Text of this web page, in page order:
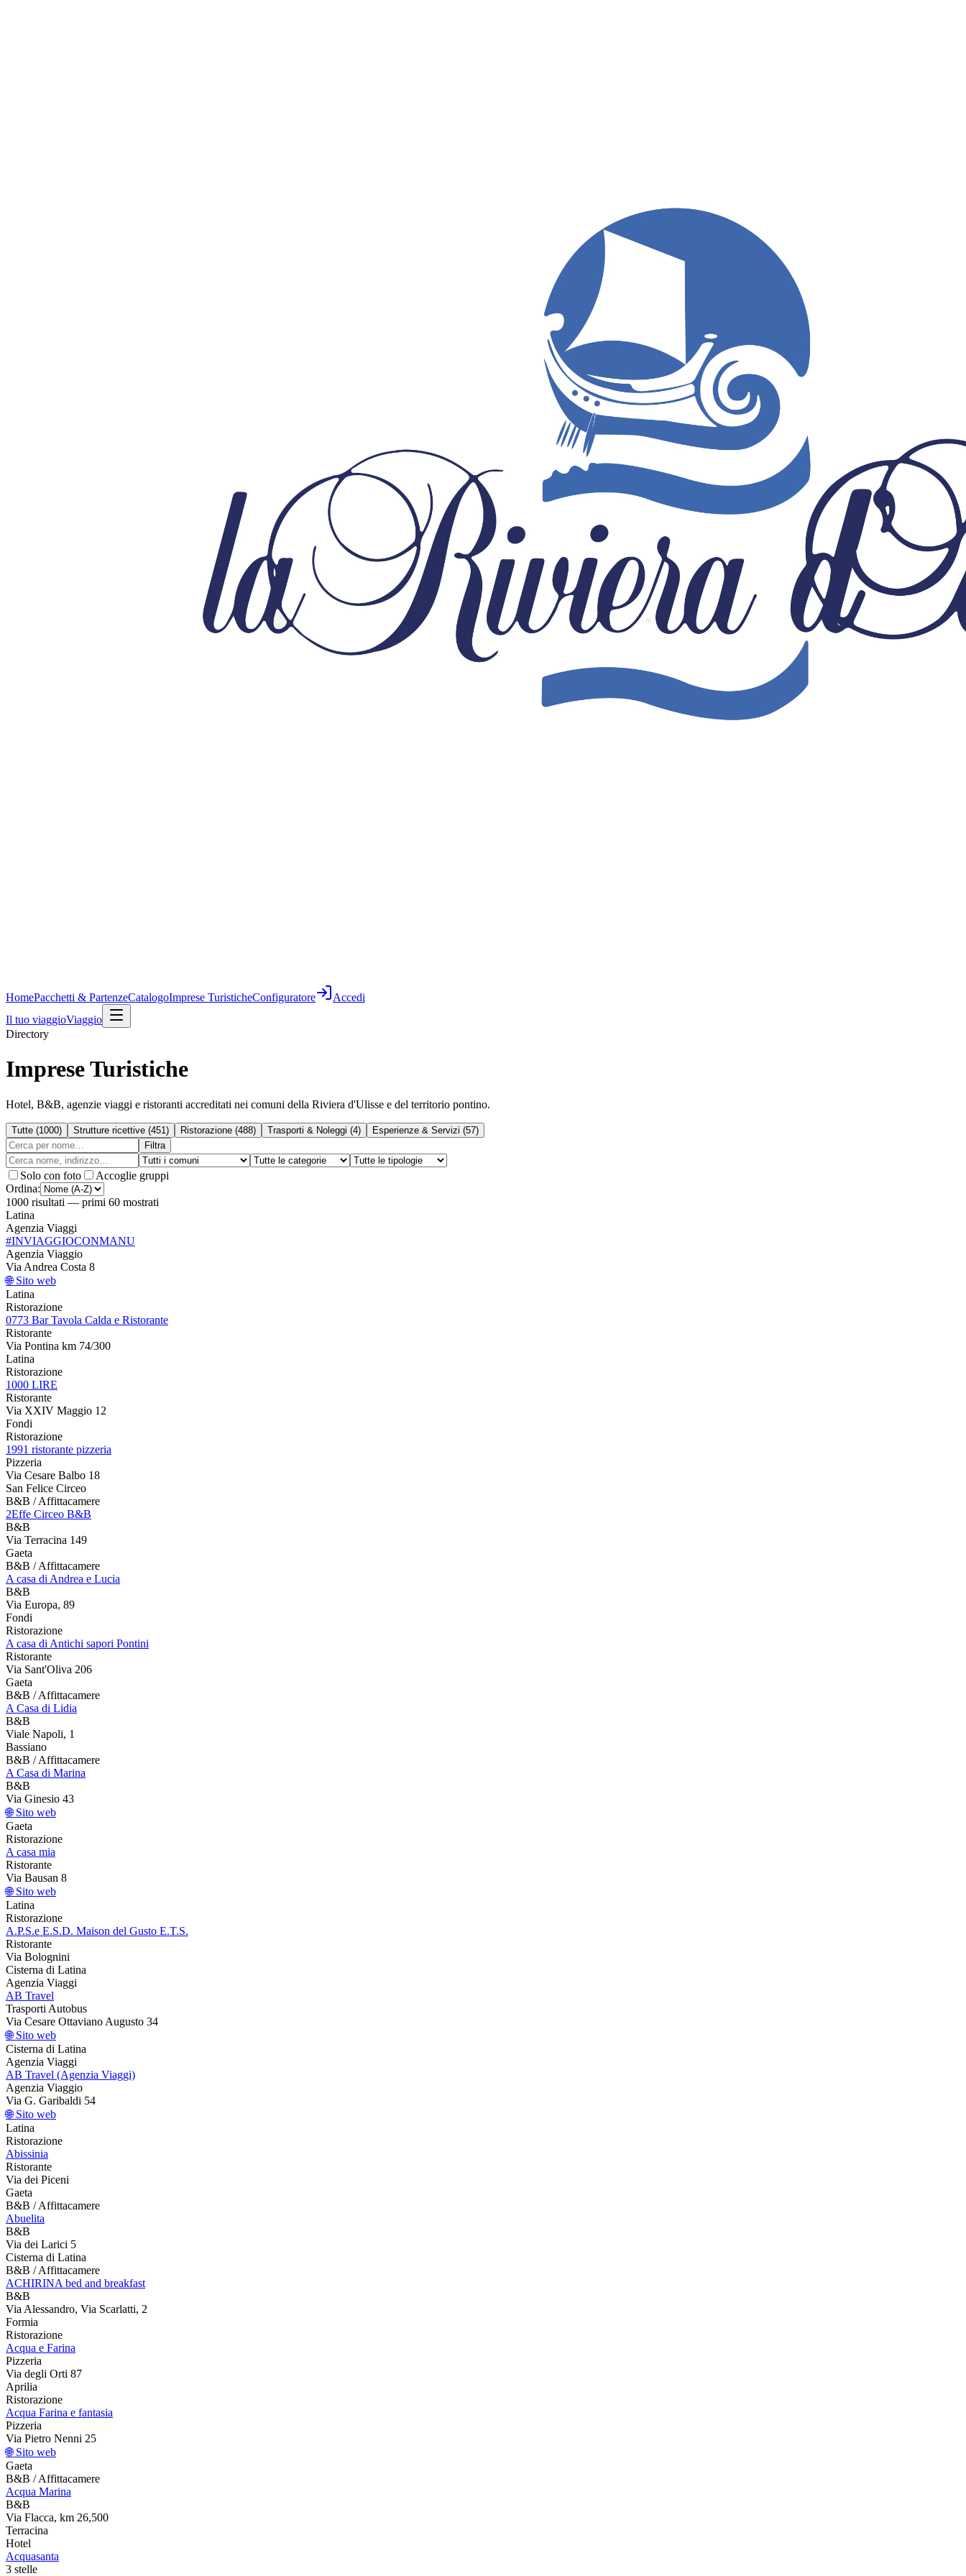
HomePacchetti & PartenzeCatalogoImprese TuristicheConfiguratore
Accedi
Il tuo viaggioViaggio
Directory
Imprese Turistiche
Hotel, B&B, agenzie viaggi e ristoranti accreditati nei comuni della Riviera d'Ulisse e del territorio pontino.
Tutte (1000) Strutture ricettive (451 ) Ristorazione (488) Trasporti & Noleggi (4) Esperienze & Servizi (57)
Filtra
Solo con foto
Accoglie gruppi
Ordina:
1000 risultati — primi 60 mostrati
Latina
Agenzia Viaggi
#INVIAGGIOCONMANU
Agenzia Viaggio
Via Andrea Costa 8
🌐 Sito web
Latina
Ristorazione
0773 Bar Tavola Calda e Ristorante
Ristorante
Via Pontina km 74/300
Latina
Ristorazione
1000 LIRE
Ristorante
Via XXIV Maggio 12
Fondi
Ristorazione
1991 ristorante pizzeria
Pizzeria
Via Cesare Balbo 18
San Felice Circeo
B&B / Affittacamere
2Effe Circeo B&B
B&B
Via Terracina 149
Gaeta
B&B / Affittacamere
A casa di Andrea e Lucia
B&B
Via Europa, 89
Fondi
Ristorazione
A casa di Antichi sapori Pontini
Ristorante
Via Sant'Oliva 206
Gaeta
B&B / Affittacamere
A Casa di Lidia
B&B
Viale Napoli, 1
Bassiano
B&B / Affittacamere
A Casa di Marina
B&B
Via Ginesio 43
🌐 Sito web
Gaeta
Ristorazione
A casa mia
Ristorante
Via Bausan 8
🌐 Sito web
Latina
Ristorazione
A.P.S.e E.S.D. Maison del Gusto E.T.S.
Ristorante
Via Bolognini
Cisterna di Latina
Agenzia Viaggi
AB Travel
Trasporti Autobus
Via Cesare Ottaviano Augusto 34
🌐 Sito web
Cisterna di Latina
Agenzia Viaggi
AB Travel (Agenzia Viaggi)
Agenzia Viaggio
Via G. Garibaldi 54
🌐 Sito web
Latina
Ristorazione
Abissinia
Ristorante
Via dei Piceni
Gaeta
B&B / Affittacamere
Abuelita
B&B
Via dei Larici 5
Cisterna di Latina
B&B / Affittacamere
ACHIRINA bed and breakfast
B&B
Via Alessandro, Via Scarlatti, 2
Formia
Ristorazione
Acqua e Farina
Pizzeria
Via degli Orti 87
Aprilia
Ristorazione
Acqua Farina e fantasia
Pizzeria
Via Pietro Nenni 25
🌐 Sito web
Gaeta
B&B / Affittacamere
Acqua Marina
B&B
Via Flacca, km 26,500
Terracina
Hotel
Acquasanta
3 stelle